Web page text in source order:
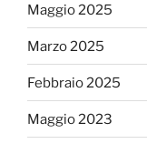
Maggio 2025
Marzo 2025
Febbraio 2025
Maggio 2023